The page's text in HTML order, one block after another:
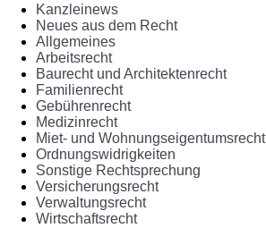
Kanzleinews
Neues aus dem Recht
Allgemeines
Arbeitsrecht
Baurecht und Architektenrecht
Familienrecht
Gebührenrecht
Medizinrecht
Miet- und Wohnungseigentumsrecht
Ordnungswidrigkeiten
Sonstige Rechtsprechung
Versicherungsrecht
Verwaltungsrecht
Wirtschaftsrecht